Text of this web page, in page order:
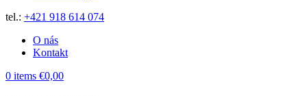
tel.: +421 918 614 074
O nás
Kontakt
0 items €0,00